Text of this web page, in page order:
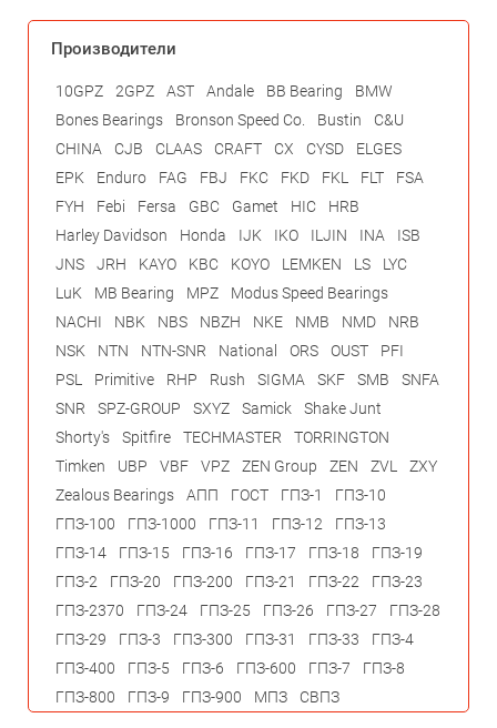
Производители
10GPZ 2GPZ AST Andale BB Bearing
BMW
Bones Bearings
Bronson Speed Co. Bustin
C&U
CHINA
CJB CLAAS CRAFT CX CYSD
ELGES
EPK
Enduro FAG FBJ FKC FKD FKL FLT
FSA
FYH
Febi Fersa GBC Gamet HIC
HRB
Harley Davidson
Honda IJK IKO ILJIN INA
ISB
JNS
JRH KAYO KBC KOYO LEMKEN LS
LYC
LuK
MB Bearing MPZ
Modus Speed Bearings
NACHI
NBK NBS NBZH NKE NMB NMD
NRB
NSK
NTN NTN-SNR National ORS OUST
PFI
PSL
Primitive RHP Rush SIGMA SKF SMB
SNFA
SNR
SPZ-GROUP SXYZ Samick
Shake Junt
Shorty's
Spitfire TECHMASTER
TORRINGTON
Timken
UBP VBF VPZ ZEN Group ZEN ZVL
ZXY
Zealous Bearings
АПП ГОСТ ГПЗ-1
ГПЗ-10
ГПЗ-100
ГПЗ-1000 ГПЗ-11 ГПЗ-12
ГПЗ-13
ГПЗ-14
ГПЗ-15 ГПЗ-16 ГПЗ-17 ГПЗ-18
ГПЗ-19
ГПЗ-2
ГПЗ-20 ГПЗ-200 ГПЗ-21 ГПЗ-22
ГПЗ-23
ГПЗ-2370
ГПЗ-24 ГПЗ-25 ГПЗ-26 ГПЗ-27
ГПЗ-28
ГПЗ-29
ГПЗ-3 ГПЗ-300 ГПЗ-31 ГПЗ-33
ГПЗ-4
ГПЗ-400
ГПЗ-5 ГПЗ-6 ГПЗ-600 ГПЗ-7
ГПЗ-8
ГПЗ-800
ГПЗ-9 ГПЗ-900 МПЗ СВПЗ